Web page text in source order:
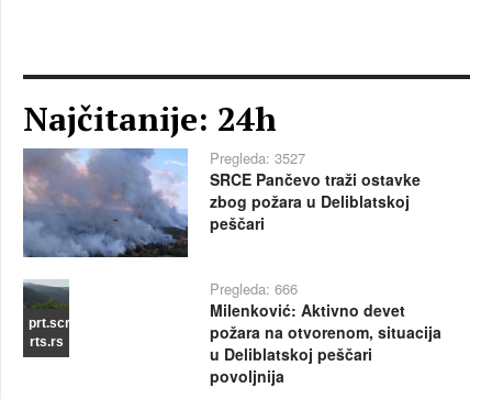
Najčitanije: 24h
Pregleda: 3527
SRCE Pančevo traži ostavke
zbog požara u Deliblatskoj
peščari
prt.scr
rts.rs
Pregleda: 666
Milenković: Aktivno devet
požara na otvorenom, situacija
u Deliblatskoj peščari
povoljnija